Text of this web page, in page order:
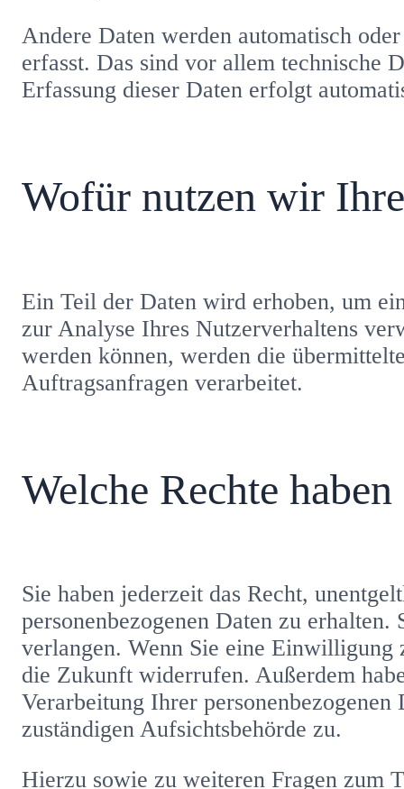
Andere Daten werden automatisch
erfasst. Das sind vor allem technische
Erfassung dieser Daten erfolgt
Wofür nutzen wir
Ein Teil der Daten wird erhoben, um
zur Analyse Ihres Nutzerverhaltens
werden können, werden die
Auftragsanfragen verarbeitet.
Welche Rechte
Sie haben jederzeit das Recht,
personenbezogenen Daten zu
verlangen. Wenn Sie eine
die Zukunft widerrufen. Außerdem
Verarbeitung Ihrer
zuständigen Aufsichtsbehörde zu.
Hierzu sowie zu weiteren Fragen zum